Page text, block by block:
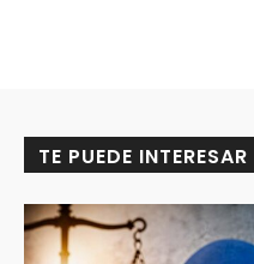
TE PUEDE INTERESAR